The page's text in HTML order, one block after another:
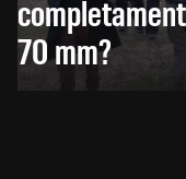
70 mm?